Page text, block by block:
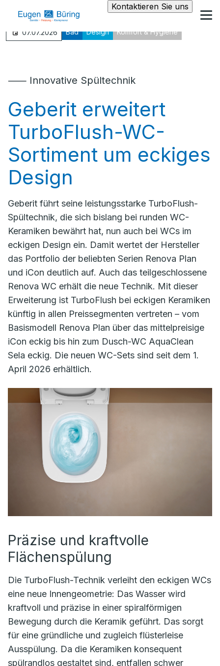
Kontaktieren Sie uns
07.07.2026 Bad Design Komfort & Hygiene
⸺ Innovative Spültechnik
Geberit erweitert
TurboFlush-WC-
Sortiment um eckiges
Design
Geberit führt seine leistungsstarke TurboFlush-
Spültechnik, die sich bislang bei runden WC-
Keramiken bewährt hat, nun auch bei WCs im
eckigen Design ein. Damit wertet der Hersteller
das Portfolio der beliebten Serien Renova Plan
und iCon deutlich auf. Auch das teilgeschlossene
Renova WC erhält die neue Technik. Mit dieser
Erweiterung ist TurboFlush bei eckigen Keramiken
künftig in allen Preissegmenten vertreten – vom
Basismodell Renova Plan über das mittelpreisige
iCon eckig bis hin zum Dusch-WC AquaClean
Sela eckig. Die neuen WC-Sets sind seit dem 1.
April 2026 erhältlich.
Präzise und kraftvolle
Flächenspülung
Die TurboFlush-Technik verleiht den eckigen WCs
eine neue Innengeometrie: Das Wasser wird
kraftvoll und präzise in einer spiralförmigen
Bewegung durch die Keramik geführt. Das sorgt
für eine gründliche und zugleich flüsterleise
Ausspülung. Da die Keramiken konsequent
spülrandlos gestaltet sind, entfallen schwer